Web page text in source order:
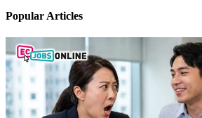
Popular Articles